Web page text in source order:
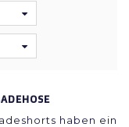
haben ein